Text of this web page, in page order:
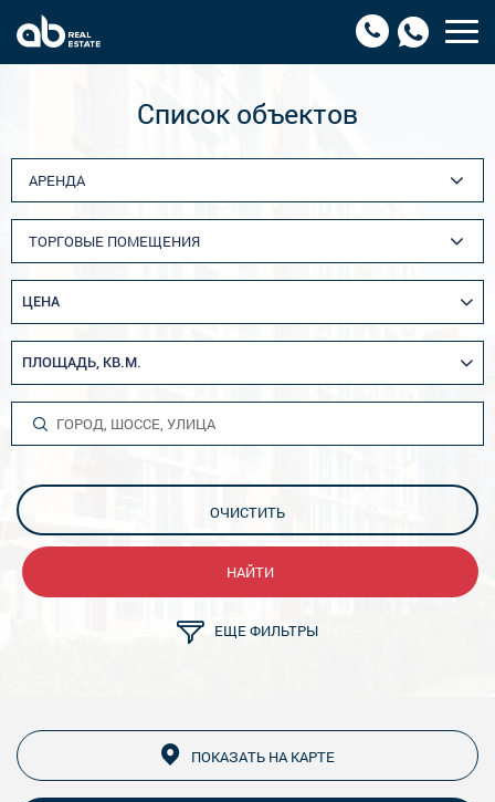
Список объектов
АРЕНДА
ТОРГОВЫЕ ПОМЕЩЕНИЯ
ЦЕНА
ПЛОЩАДЬ, КВ.М.
ЕЩЕ ФИЛЬТРЫ
ОЧИСТИТЬ
НАЙТИ
ПОКАЗАТЬ НА КАРТЕ